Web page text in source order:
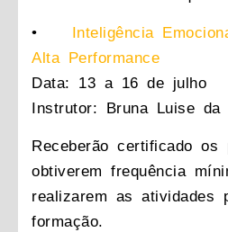
• Inteligência
Alta Performance
Data: 13 a 16 de julho
Instrutor: Bruna Luise da
Receberão certificado os
obtiverem frequência
realizarem as atividades
formação.